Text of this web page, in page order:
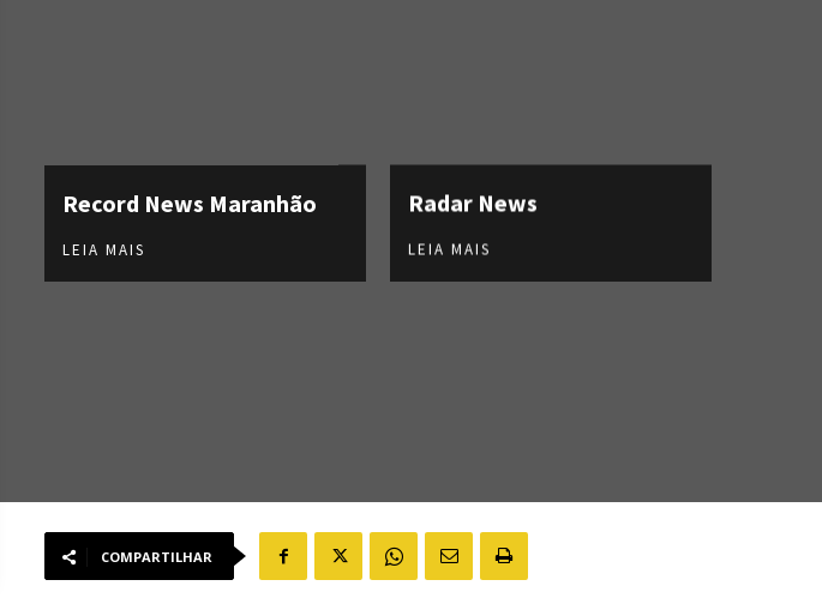
Record News Maranhão
LEIA MAIS
Radar News
LEIA MAIS
COMPARTILHAR